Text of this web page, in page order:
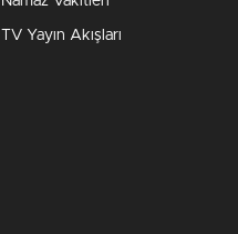
TV Yayın Akışları